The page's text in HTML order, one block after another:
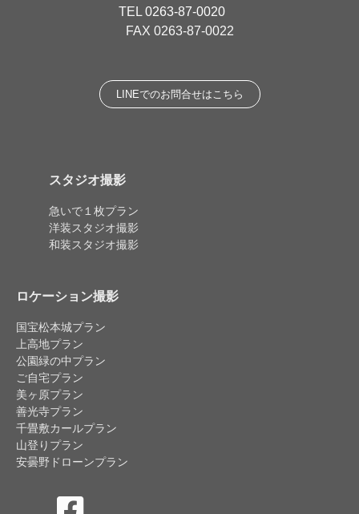
TEL 0263-87-0020
FAX 0263-87-0022
LINEでのお問合せはこちら
スタジオ撮影
急いで１枚プラン
洋装スタジオ撮影
和装スタジオ撮影
ロケーション撮影
国宝松本城プラン
上高地プラン
公園緑の中プラン
ご自宅プラン
美ヶ原プラン
善光寺プラン
千畳敷カールプラン
山登りプラン
安曇野ドローンプラン